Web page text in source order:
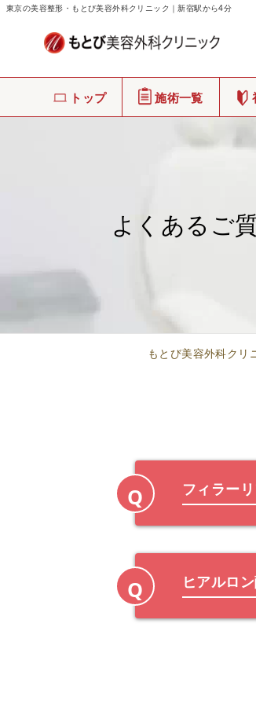
東京の美容整形・もとび美容外科クリニック｜新宿駅から4分
トップ 施術一覧
よくあるご
もとび美容外科クリ
Q フィラー
Q ヒアルロ